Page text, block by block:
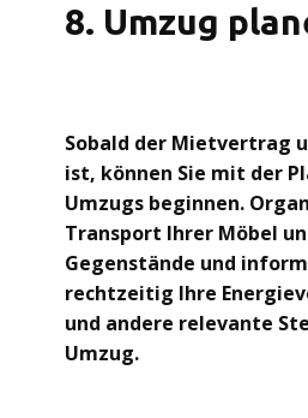
8. Umzug
Sobald der Mietvertrag
ist, können Sie mit der
Umzugs beginnen.
Transport Ihrer Möbel
Gegenstände und
rechtzeitig Ihre
und andere relevante
Umzug.